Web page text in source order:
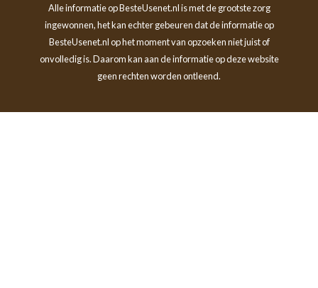
Alle informatie op BesteUsenet.nl is met de grootste zorg
ingewonnen, het kan echter gebeuren dat de informatie op
BesteUsenet.nl op het moment van opzoeken niet juist of
onvolledig is. Daarom kan aan de informatie op deze website
geen rechten worden ontleend.